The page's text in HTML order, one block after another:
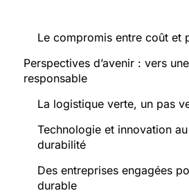
Le compromis entre coût et
Perspectives d’avenir : vers
responsable
La logistique verte, un pas
Technologie et innovation
durabilité
Des entreprises engagées
durable